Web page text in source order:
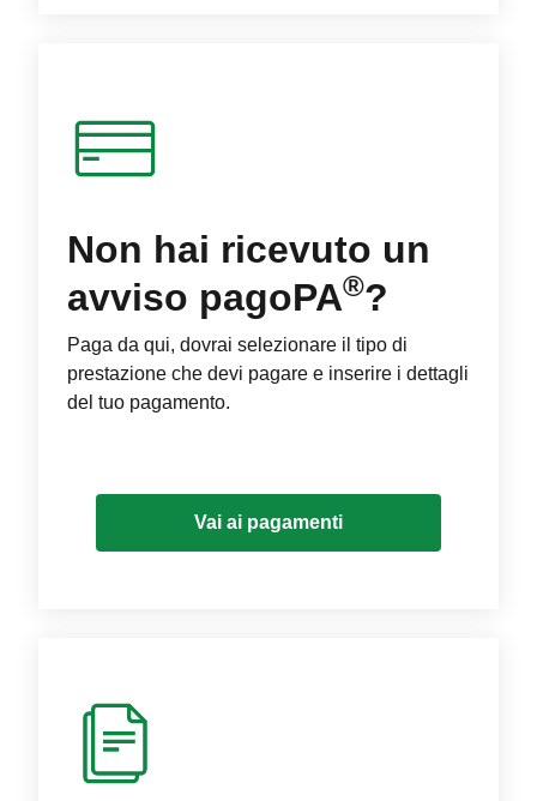
Non hai ricevuto un
avviso pagoPA®?
Paga da qui, dovrai selezionare il tipo di
prestazione che devi pagare e inserire i dettagli
del tuo pagamento.
Vai ai pagamenti